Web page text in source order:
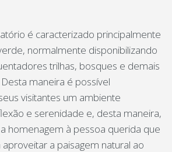
é caracterizado principalmente
normalmente disponibilizando
trilhas, bosques e demais
maneira é possível
visitantes um ambiente
e serenidade e, desta maneira,
homenagem à pessoa querida que
a paisagem natural ao